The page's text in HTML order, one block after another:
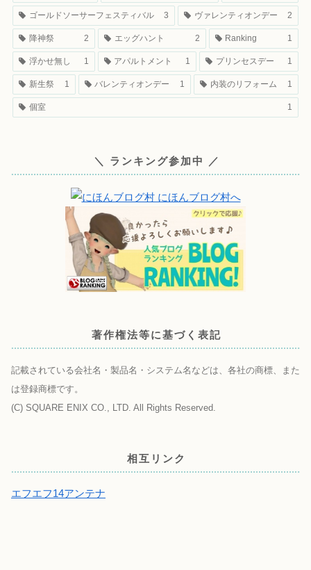
ゴールドソーサーフェスティバル 3 ヴァレンティオンデー 2
降神祭 2 エッグハント 2 Ranking 1
浮かせ無し 1 アパルトメント 1 プリンセスデー 1
新生祭 1 バレンティオンデー 1 内装のリフォーム 1
個室 1
＼ ランキング参加中 ／
著作権法等に基づく表記
記載されている会社名・製品名・システム名などは、各社の商標、また
は登録商標です。
(C) SQUARE ENIX CO., LTD. All Rights Reserved.
相互リンク
エフエフ14アンテナ